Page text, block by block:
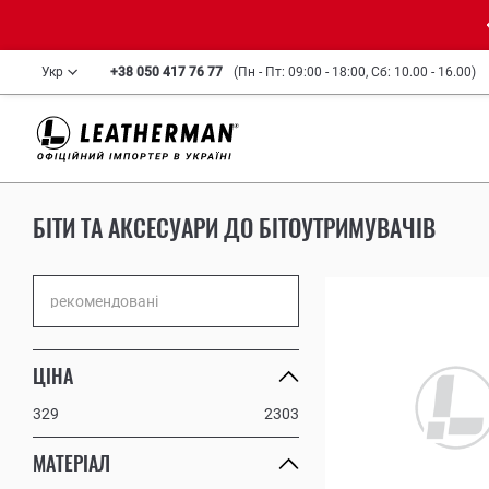
Укр +38 050 417 76 77 (Пн - Пт: 09:00 - 18:00, Сб: 10.00 - 16.00)
БІТИ ТА АКСЕСУАРИ ДО БІТОУТРИМУВАЧІВ
ЦІНА
329 2303
МАТЕРІАЛ